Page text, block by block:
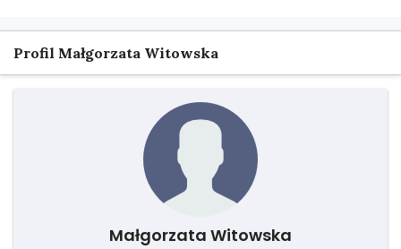
Profil Małgorzata Witowska
Małgorzata Witowska